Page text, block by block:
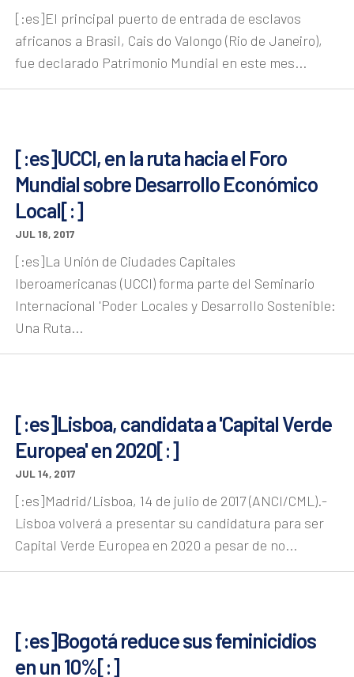
[:es]El principal puerto de entrada de esclavos
africanos a Brasil, Cais do Valongo (Rio de Janeiro),
fue declarado Patrimonio Mundial en este mes...
[:es]UCCI, en la ruta hacia el Foro
Mundial sobre Desarrollo Económico
Local[:]
JUL 18, 2017
[:es]La Unión de Ciudades Capitales
Iberoamericanas (UCCI) forma parte del Seminario
Internacional 'Poder Locales y Desarrollo Sostenible:
Una Ruta...
[:es]Lisboa, candidata a 'Capital Verde
Europea' en 2020[:]
JUL 14, 2017
[:es]Madrid/Lisboa, 14 de julio de 2017 (ANCI/CML).-
Lisboa volverá a presentar su candidatura para ser
Capital Verde Europea en 2020 a pesar de no...
[:es]Bogotá reduce sus feminicidios
en un 10%[:]